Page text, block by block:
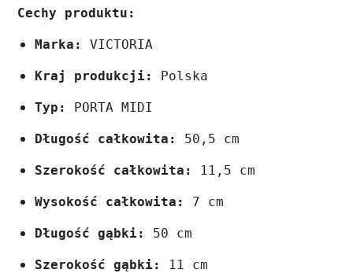
Cechy produktu:
Marka: VICTORIA
Kraj produkcji: Polska
Typ: PORTA MIDI
Długość całkowita: 50,5 cm
Szerokość całkowita: 11,5 cm
Wysokość całkowita: 7 cm
Długość gąbki: 50 cm
Szerokość gąbki: 11 cm